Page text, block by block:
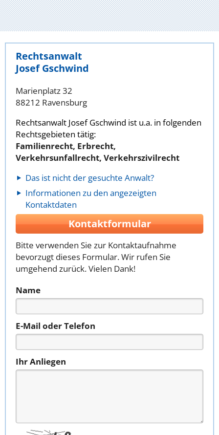
Rechtsanwalt
Josef Gschwind
Marienplatz 32
88212 Ravensburg
Rechtsanwalt Josef Gschwind ist u.a. in folgenden
Rechtsgebieten tätig:
Familienrecht, Erbrecht,
Verkehrsunfallrecht, Verkehrszivilrecht
Das ist nicht der gesuchte Anwalt?
Informationen zu den angezeigten
Kontaktdaten
Kontaktformular
Bitte verwenden Sie zur Kontaktaufnahme
bevorzugt dieses Formular. Wir rufen Sie
umgehend zurück. Vielen Dank!
Name
E-Mail oder Telefon
Ihr Anliegen